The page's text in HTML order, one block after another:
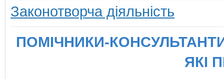
Законотворча діяльність
ПОМІЧНИКИ-
ЯКІ